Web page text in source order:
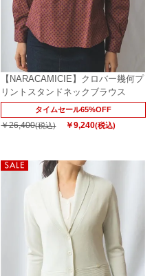
【NARACAMICIE】クロバー幾何プ
リントスタンドネックブラウス
タイムセール65%OFF
￥26,400(税込) ￥9,240(税込)